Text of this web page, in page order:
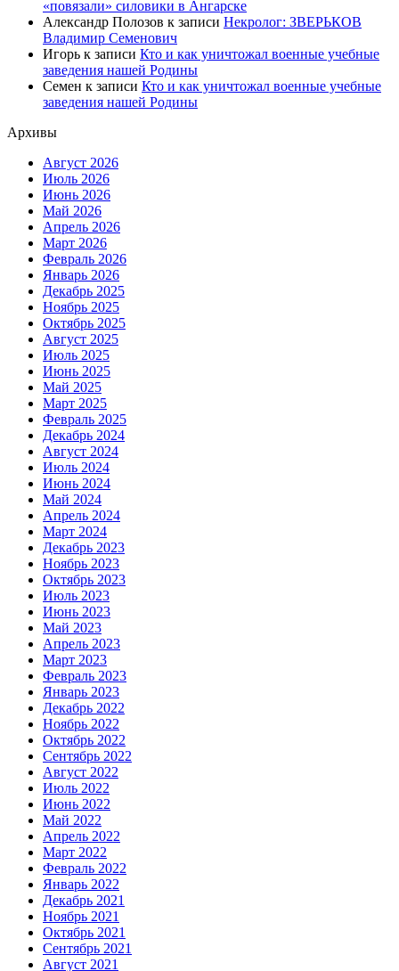
«повязали» силовики в Ангарске
Александр Полозов к записи Некролог: ЗВЕРЬКОВ
Владимир Семенович
Игорь к записи Кто и как уничтожал военные учебные
заведения нашей Родины
Семен к записи Кто и как уничтожал военные учебные
заведения нашей Родины
Архивы
Август 2026
Июль 2026
Июнь 2026
Май 2026
Апрель 2026
Март 2026
Февраль 2026
Январь 2026
Декабрь 2025
Ноябрь 2025
Октябрь 2025
Август 2025
Июль 2025
Июнь 2025
Май 2025
Март 2025
Февраль 2025
Декабрь 2024
Август 2024
Июль 2024
Июнь 2024
Май 2024
Апрель 2024
Март 2024
Декабрь 2023
Ноябрь 2023
Октябрь 2023
Июль 2023
Июнь 2023
Май 2023
Апрель 2023
Март 2023
Февраль 2023
Январь 2023
Декабрь 2022
Ноябрь 2022
Октябрь 2022
Сентябрь 2022
Август 2022
Июль 2022
Июнь 2022
Май 2022
Апрель 2022
Март 2022
Февраль 2022
Январь 2022
Декабрь 2021
Ноябрь 2021
Октябрь 2021
Сентябрь 2021
Август 2021